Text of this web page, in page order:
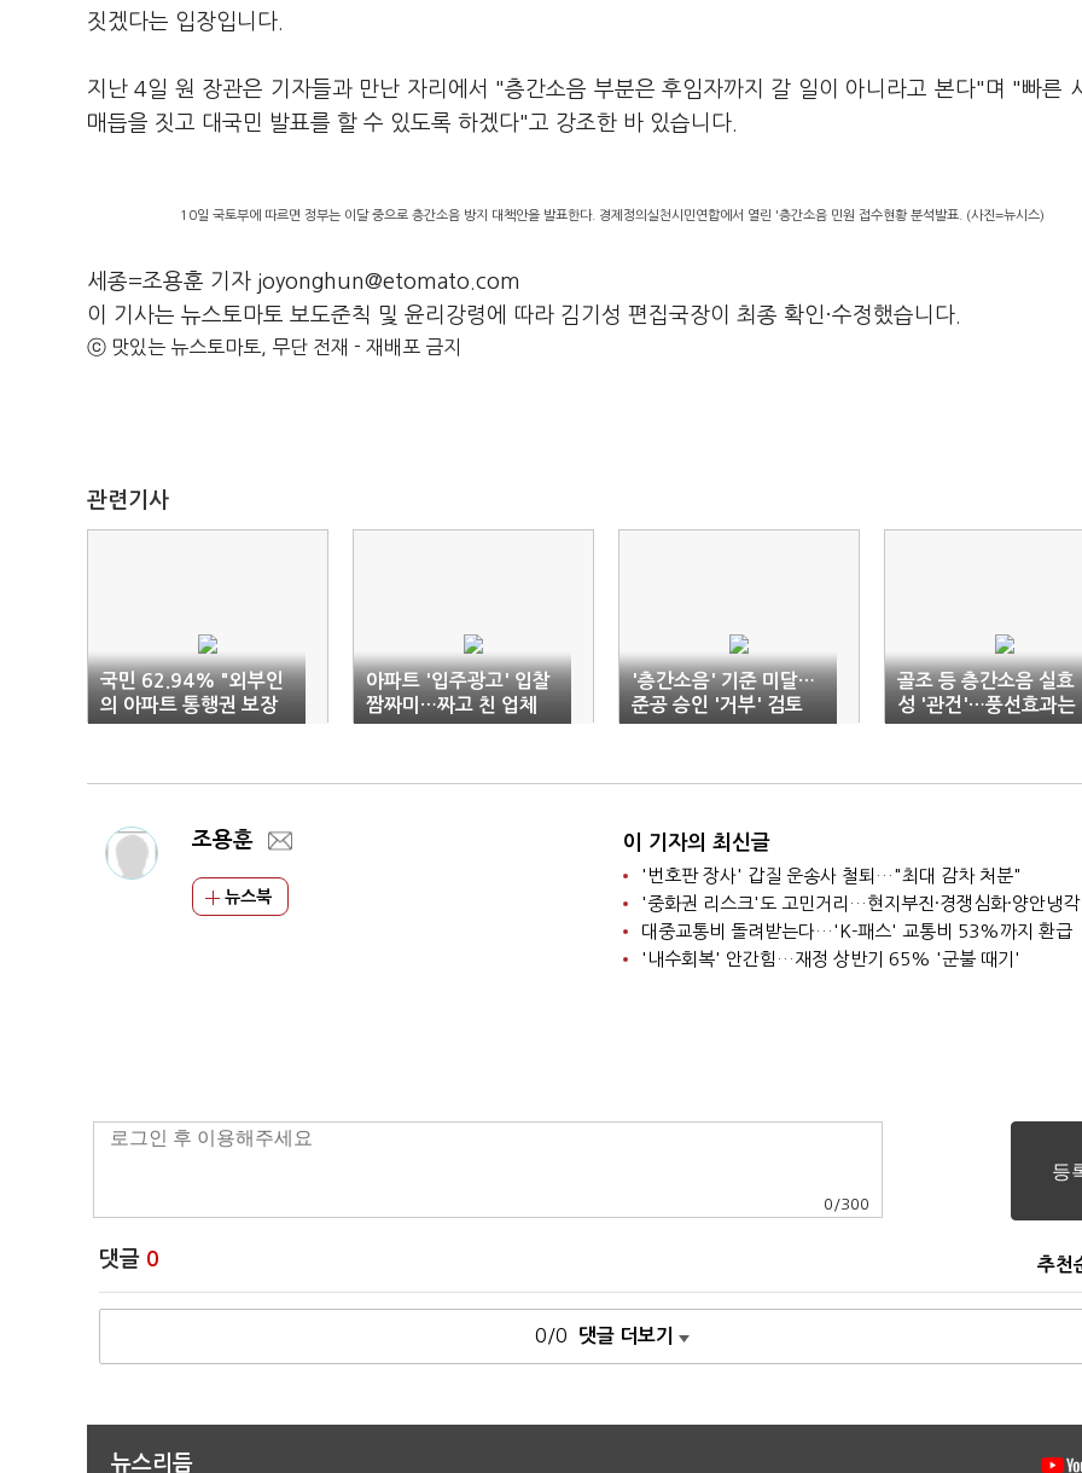
짓겠다는 입장입니다.
지난 4일 원 장관은 기자들과 만난 자리에서 "층간소음 부분은 후임자까지 갈 일이 아니라고 본다"며 "빠른
매듭을 짓고 대국민 발표를 할 수 있도록 하겠다"고 강조한 바 있습니다.
10일 국토부에 따르면 정부는 이달 중으로 층간소음 방지 대책안을 발표한다. 경제정의실천시민연합에서 열린 '층간소음 민원 접수현황 분석발표. (사진=뉴시스)
세종=조용훈 기자 joyonghun@etomato.com
이 기사는 뉴스토마토 보도준칙 및 윤리강령에 따라 김기성 편집국장이 최종 확인·수정했습니다.
ⓒ 맛있는 뉴스토마토, 무단 전재 - 재배포 금지
관련기사
국민 62.94% "외부인
의 아파트 통행권 보장
해야"
아파트 '입주광고' 입찰
짬짜미…짜고 친 업체
'수두룩 덜미'
'층간소음' 기준 미달…
준공 승인 '거부' 검토
골조 등 층간소음 실효
성 '관건'…풍선효과는
경계해야
조용훈
뉴스북
이 기자의 최신글
'번호판 장사' 갑질 운송사 철퇴…"최대 감차 처분"
'중화권 리스크'도 고민거리…현지부진·경쟁심화·양안냉각
대중교통비 돌려받는다…'K-패스' 교통비 53%까지 환급
'내수회복' 안간힘…재정 상반기 65% '군불 때기'
0 /300
댓글 0 추천
0/0 댓글 더보기
뉴스리듬